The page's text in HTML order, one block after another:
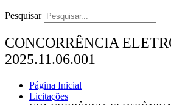
Pesquisar
CONCORRÊNCIA
2025.11.06.001
Página Inicial
Licitações